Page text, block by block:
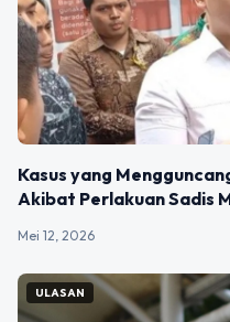
Kasus yang
Akibat Perlakuan Sadis
Mei 12, 2026
ULASAN